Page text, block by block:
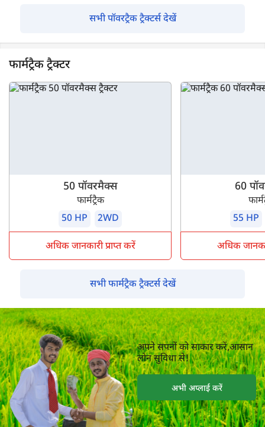
सभी पॉवरट्रैक ट्रैक्टर्स देखें
फार्मट्रैक ट्रैक्टर
50 पॉवरमैक्स
फार्मट्रैक
50 HP
2WD
अधिक जानकारी प्राप्त करें
60
55 HP
अधिक
सभी फार्मट्रैक ट्रैक्टर्स देखें
अपने सपनों को साकार करें,आसान
लोन सुविधा से!
अभी अप्लाई करें